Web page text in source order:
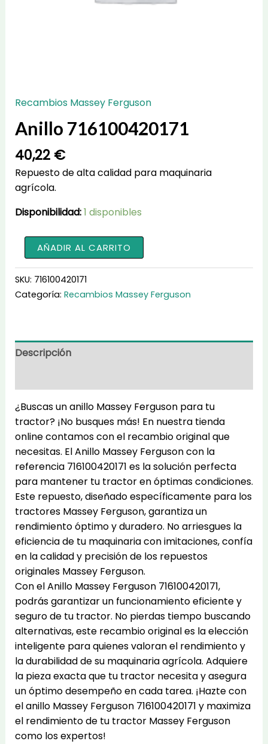
Recambios Massey Ferguson
Anillo 716100420171
40,22 €
Repuesto de alta calidad para maquinaria
agrícola.
Disponibilidad:1 disponibles
Anillo
716100420171
cantidad
AÑADIR AL CARRITO
SKU: 716100420171
Categoría: Recambios Massey Ferguson
Descripción
¿Buscas un anillo Massey Ferguson para tu
tractor? ¡No busques más! En nuestra tienda
online contamos con el recambio original que
necesitas. El Anillo Massey Ferguson con la
referencia 716100420171 es la solución perfecta
para mantener tu tractor en óptimas condiciones.
Este repuesto, diseñado específicamente para los
tractores Massey Ferguson, garantiza un
rendimiento óptimo y duradero. No arriesgues la
eficiencia de tu maquinaria con imitaciones, confía
en la calidad y precisión de los repuestos
originales Massey Ferguson.
Con el Anillo Massey Ferguson 716100420171,
podrás garantizar un funcionamiento eficiente y
seguro de tu tractor. No pierdas tiempo buscando
alternativas, este recambio original es la elección
inteligente para quienes valoran el rendimiento y
la durabilidad de su maquinaria agrícola. Adquiere
la pieza exacta que tu tractor necesita y asegura
un óptimo desempeño en cada tarea. ¡Hazte con
el anillo Massey Ferguson 716100420171 y maximiza
el rendimiento de tu tractor Massey Ferguson
como los expertos!